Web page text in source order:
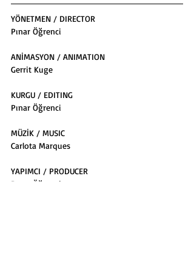
YÖNETMEN / DIRECTOR
Pınar Öğrenci
ANİMASYON / ANIMATION
Gerrit Kuge
KURGU / EDITING
Pınar Öğrenci
MÜZİK / MUSIC
Carlota Marques
YAPIMCI / PRODUCER
Pınar Öğrenci